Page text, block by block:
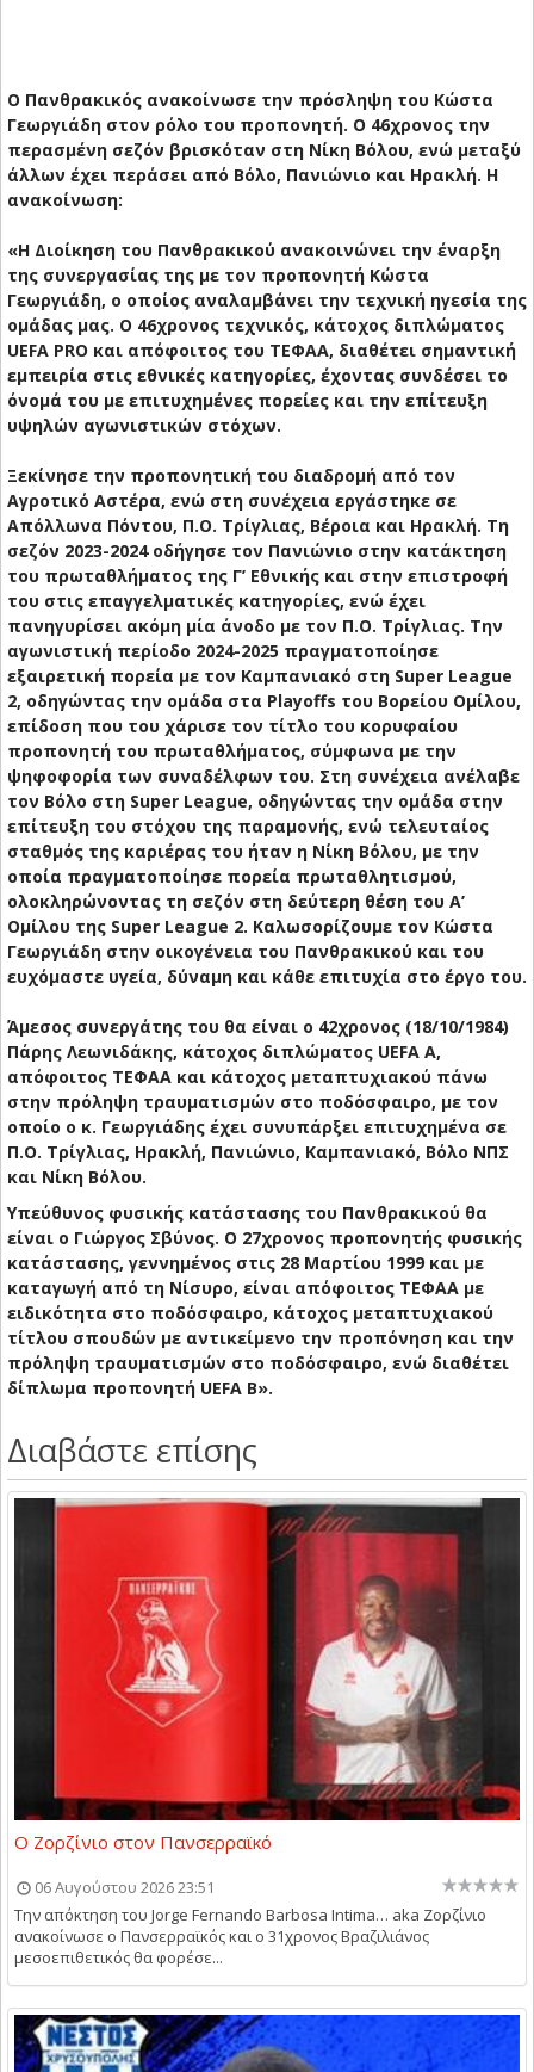
O Πανθρακικός ανακοίνωσε την πρόσληψη του Κώστα
Γεωργιάδη στον ρόλο του προπονητή. Ο 46χρονος την
περασμένη σεζόν βρισκόταν στη Νίκη Βόλου, ενώ μεταξύ
άλλων έχει περάσει από Βόλο, Πανιώνιο και Ηρακλή. H
ανακοίνωση:
«Η Διοίκηση του Πανθρακικού ανακοινώνει την έναρξη
της συνεργασίας της με τον προπονητή Κώστα
Γεωργιάδη, ο οποίος αναλαμβάνει την τεχνική ηγεσία της
ομάδας μας. Ο 46χρονος τεχνικός, κάτοχος διπλώματος
UEFA PRO και απόφοιτος του ΤΕΦΑΑ, διαθέτει σημαντική
εμπειρία στις εθνικές κατηγορίες, έχοντας συνδέσει το
όνομά του με επιτυχημένες πορείες και την επίτευξη
υψηλών αγωνιστικών στόχων.
Ξεκίνησε την προπονητική του διαδρομή από τον
Αγροτικό Αστέρα, ενώ στη συνέχεια εργάστηκε σε
Απόλλωνα Πόντου, Π.Ο. Τρίγλιας, Βέροια και Ηρακλή. Τη
σεζόν 2023-2024 οδήγησε τον Πανιώνιο στην κατάκτηση
του πρωταθλήματος της Γ’ Εθνικής και στην επιστροφή
του στις επαγγελματικές κατηγορίες, ενώ έχει
πανηγυρίσει ακόμη μία άνοδο με τον Π.Ο. Τρίγλιας. Την
αγωνιστική περίοδο 2024-2025 πραγματοποίησε
εξαιρετική πορεία με τον Καμπανιακό στη Super League
2, οδηγώντας την ομάδα στα Playoffs του Βορείου Ομίλου,
επίδοση που του χάρισε τον τίτλο του κορυφαίου
προπονητή του πρωταθλήματος, σύμφωνα με την
ψηφοφορία των συναδέλφων του. Στη συνέχεια ανέλαβε
τον Βόλο στη Super League, οδηγώντας την ομάδα στην
επίτευξη του στόχου της παραμονής, ενώ τελευταίος
σταθμός της καριέρας του ήταν η Νίκη Βόλου, με την
οποία πραγματοποίησε πορεία πρωταθλητισμού,
ολοκληρώνοντας τη σεζόν στη δεύτερη θέση του Α’
Ομίλου της Super League 2. Καλωσορίζουμε τον Κώστα
Γεωργιάδη στην οικογένεια του Πανθρακικού και του
ευχόμαστε υγεία, δύναμη και κάθε επιτυχία στο έργο του.
Άμεσος συνεργάτης του θα είναι ο 42χρονος (18/10/1984)
Πάρης Λεωνιδάκης, κάτοχος διπλώματος UEFA A,
απόφοιτος ΤΕΦΑΑ και κάτοχος μεταπτυχιακού πάνω
στην πρόληψη τραυματισμών στο ποδόσφαιρο, με τον
οποίο ο κ. Γεωργιάδης έχει συνυπάρξει επιτυχημένα σε
Π.Ο. Τρίγλιας, Ηρακλή, Πανιώνιο, Καμπανιακό, Βόλο ΝΠΣ
και Νίκη Βόλου.
Υπεύθυνος φυσικής κατάστασης του Πανθρακικού θα
είναι ο Γιώργος Σβύνος. Ο 27χρονος προπονητής φυσικής
κατάστασης, γεννημένος στις 28 Μαρτίου 1999 και με
καταγωγή από τη Νίσυρο, είναι απόφοιτος ΤΕΦΑΑ με
ειδικότητα στο ποδόσφαιρο, κάτοχος μεταπτυχιακού
τίτλου σπουδών με αντικείμενο την προπόνηση και την
πρόληψη τραυματισμών στο ποδόσφαιρο, ενώ διαθέτει
δίπλωμα προπονητή UEFA B».
Διαβάστε επίσης
Ο Ζορζίνιο στον Πανσερραϊκό
06 Αυγούστου 2026 23:51
Την απόκτηση του Jorge Fernando Barbosa Intima… aka Ζορζίνιο
ανακοίνωσε ο Πανσερραϊκός και ο 31χρονος Βραζιλιάνος
μεσοεπιθετικός θα φορέσε...